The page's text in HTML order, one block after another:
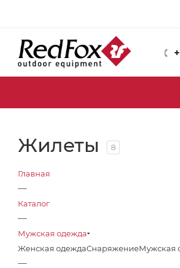
Жилеты 8
Главная
—
Каталог
—
Мужская одежда
Женская одеждаСнаряжениеМужская
—